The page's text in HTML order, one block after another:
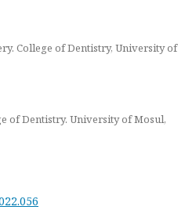
College of Dentistry, University of
of Dentistry. University of Mosul,